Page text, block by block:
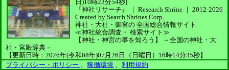
日)10時23分54秒]
『神社リサーチ』 ｜ Research Shrine ｜ 2012-2026
Created by Search Shrines Corp.
神社・大社・御宮の 全国総合情報サイト
≪神社統合調査・ 検索サイト≫
【神社・神宮の事を知ろう】
－全国の神社・大
社・宮殿辞典－
【更新日時：2026年(令和08年)07月26日（日曜日）16時14分35秒】
プライバシー・ポリシー
稼働環境 利用規約